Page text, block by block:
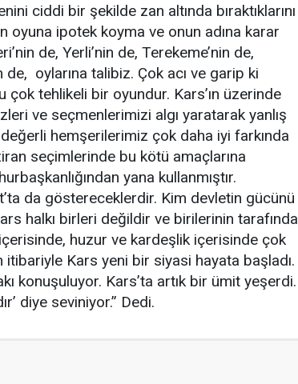
ciddi bir şekilde zan altında bıraktıklarını
oyuna ipotek koyma ve onun adına karar
de, Yerli’nin de, Terekeme’nin de,
oylarına talibiz. Çok acı ve garip ki
çok tehlikeli bir oyundur. Kars’ın üzerinde
ve seçmenlerimizi algı yaratarak yanlış
hemşerilerimiz çok daha iyi farkında
seçimlerinde bu kötü amaçlarına
yana kullanmıştır.
da göstereceklerdir. Kim devletin gücünü
halkı birleri değildir ve birilerinin tarafında
huzur ve kardeşlik içerisinde çok
Kars yeni bir siyasi hayata başladı.
konuşuluyor. Kars’ta artık bir ümit yeşerdi.
diye seviniyor.” Dedi.